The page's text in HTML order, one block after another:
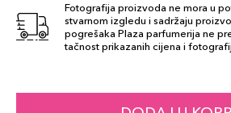
Fotografija proizvoda ne mora u
stvarnom izgledu i sadržaju
pogrešaka Plaza parfumerija ne
tačnost prikazanih cijena i